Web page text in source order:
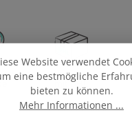
Versand
mit DHL
Sicher und schnell
Website verwendet
eine bestmögliche
bieten zu können.
Mehr Informationen ...